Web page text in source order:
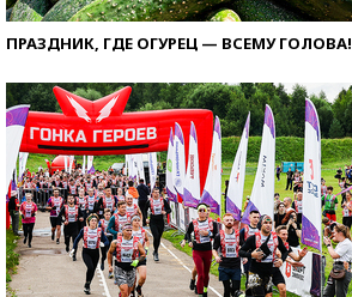
ПРАЗДНИК, ГДЕ ОГУРЕЦ — ВСЕМУ ГОЛОВА!